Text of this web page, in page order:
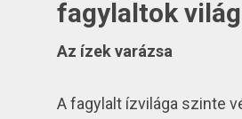
fagylaltok
Az ízek varázsa
A fagylalt ízvilága szinte